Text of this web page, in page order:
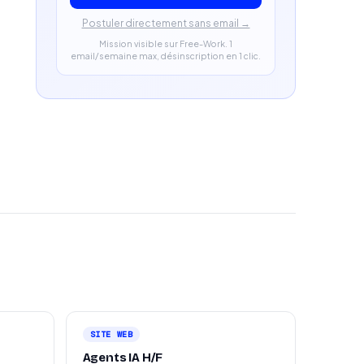
Postuler directement sans email →
Mission visible sur Free-Work. 1
email/semaine max, désinscription en 1 clic.
SITE WEB
Agents IA H/F